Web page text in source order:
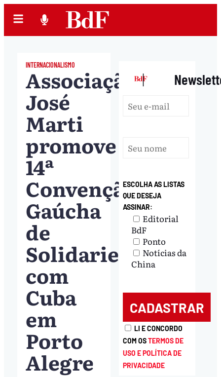
INTERNACIONALISMO
Associação
José
Marti
promove
14ª
Convenção
Gaúcha
de
Solidariedade
com
Cuba
em
Porto
Alegre
|
ESCOLHA AS LISTAS
QUE DESEJA
ASSINAR:
Editorial
BdF
Ponto
Notícias da
China
LI E CONCORDO
COM OSTERMOS DE
USO E POLÍTICA DE
PRIVACIDADE